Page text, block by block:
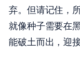
弃。但请记住，
就像种子需要在
能破土而出，迎